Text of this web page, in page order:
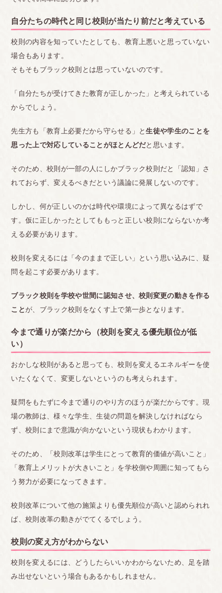
なくなった
<br>
■宮城
アイロンでセットする事が校則で禁止されていま
す。
もちろんパーマなども禁止です。
それから髪の色を長期休暇などに染めて色落ちする
とその都度黒染めしろと指導が入ります。
学生なので何度もカラー剤を買うお金がもったいな
そしてワックスを持ってくるなと没収された事もあ
■福島
高校3年生です!! 友達が野球部でもともと坊主だっ
たのですが、耳に髪が0.5mm~1mmかかっただけで
次週再検査となっていました。
すが鏡を見てもかかっておらず、結局、オン眉でぱ
っつん前髪になりました。
また、学校の校則には高校生らしい髪型としか書い
言われるのが嫌でした。
<br>
■群馬
眉毛をいじるのが禁止で、夏休み明けいじったまま
で言ったら「生徒会長としてどう思うか」「がっか
りした」「自覚持て」と言われました。髪型に感じ
生徒会長として変えていきたい気持ちは山々です
が、服装頭髪検査で引っかかったことで先生からこ
れからどうするかなどを誓わされ、意見を出すこと
自分たちの時代と同じ校則が当たり前だと考えている
校則の内容を知っていたとしても、教育上悪いと思っていない
場合もあります。
そもそもブラック校則とは思っていないのです。
「自分たちが受けてきた教育が正しかった」と考えられている
からでしょう。
先生方も「教育上必要だから守らせる」と生徒や学生のことを
思った上で対応していることがほとんどだと思います。
そのため、校則が一部の人にしかブラック校則だと「認知」さ
れておらず、変えるべきだという議論に発展しないのです。
しかし、何が正しいのかは時代や環境によって異なるはずで
す。仮に正しかったとしてももっと正しい校則にならないか考
える必要があります。
校則を変えるには「今のままで正しい」という思い込みに、疑
問を起こす必要があります。
ブラック校則を学校や世間に認知させ、校則変更の動きを作る
ことが、ブラック校則をなくす上で第一歩となります。
今まで通りが楽だから（校則を変える優先順位が低
い）
おかしな校則があると思っても、校則を変えるエネルギーを使
いたくなくて、変更しないというのも考えられます。
疑問をもたずに今まで通りのやり方のほうが楽だからです。現
場の教師は、様々な学生、生徒の問題を解決しなければなら
ず、校則にまで意識が向かないという現状もわかります。
そのため、「校則改革は学生にとって教育的価値が高いこと」
「教育上メリットが大きいこと」を学校側や周囲に知ってもら
う努力が必要になってきます。
校則改革について他の施策よりも優先順位が高いと認められれ
ば、校則改革の動きがでてくるでしょう。
校則の変え方がわからない
校則を変えるには、どうしたらいいかわからないため、足を踏
み出せないという場合もあるかもしれません。